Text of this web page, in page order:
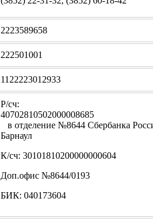
2223589658
222501001
1122223012933
Р/сч:
в отделение №8644 Сбербанка
Барнаул
К/сч: 30101810200000000604
Доп.офис №8644/0193
БИК: 040173604